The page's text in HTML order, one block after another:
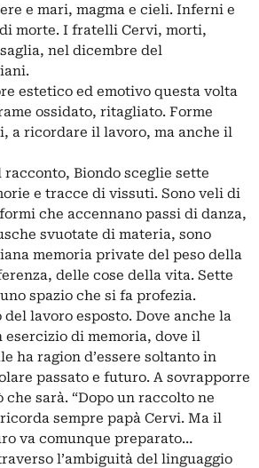
e mari, magma e cieli. Inferni e
morte. I fratelli Cervi, morti,
nel dicembre del
estetico ed emotivo questa volta
ossidato, ritagliato. Forme
a ricordare il lavoro, ma anche il
Biondo sceglie sette
e tracce di vissuti. Sono veli di
che accennano passi di danza,
svuotate di materia, sono
memoria private del peso della
delle cose della vita. Sette
spazio che si fa profezia.
lavoro esposto. Dove anche la
di memoria, dove il
ha ragion d’essere soltanto in
passato e futuro. A sovrapporre
che sarà. “Dopo un raccolto ne
sempre papà Cervi. Ma il
va comunque preparato…
l’ambiguità del linguaggio